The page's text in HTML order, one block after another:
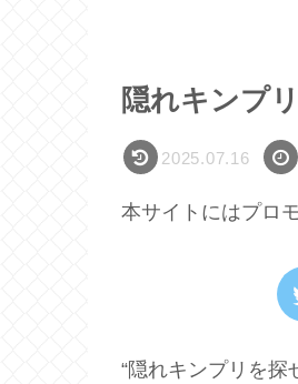
隠れキンプ
2025.07.16
本サイトにはプロ
“隠れキンプリを探